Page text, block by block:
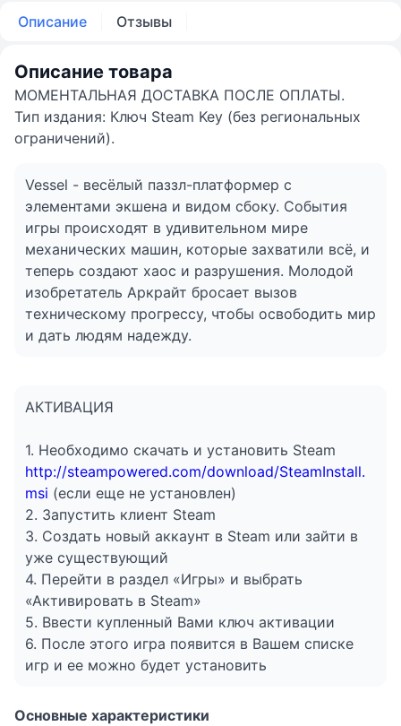
Описание Отзывы
Описание товара
МОМЕНТАЛЬНАЯ ДОСТАВКА ПОСЛЕ ОПЛАТЫ.
Тип издания: Ключ Steam Key (без региональных
ограничений).
Vessel - весёлый паззл-платформер с
элементами экшена и видом сбоку. События
игры происходят в удивительном мире
механических машин, которые захватили всё, и
теперь создают хаос и разрушения. Молодой
изобретатель Аркрайт бросает вызов
техническому прогрессу, чтобы освободить мир
и дать людям надежду.
АКТИВАЦИЯ
1. Необходимо скачать и установить Steam
http://steampowered.com/download/SteamInstall.
msi (если еще не установлен)
2. Запустить клиент Steam
3. Создать новый аккаунт в Steam или зайти в
уже существующий
4. Перейти в раздел «Игры» и выбрать
«Активировать в Steam»
5. Ввести купленный Вами ключ активации
6. После этого игра появится в Вашем списке
игр и ее можно будет установить
Основные характеристики